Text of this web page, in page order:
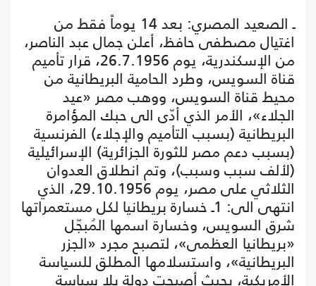
ـ الصعيد المصري: بعد 14 يوماً فقط من
اغتيال مصطفى حافظ، أعلن جمال عبد الناصر،
من الإسكندرية، يوم 26.7.1956، قرار تأميم
قناة السويس، وطرد الحامية البريطانية من
محيط قناة السويس، ووهب مصر «عيد
الجلاء»، الأمر الذي أدّى الى حبك المؤامرة
البريطانية (بسبب التأميم والإجلاء) الفرنسية
(بسبب دعم مصر للثورة الجزائرية) الإسرائيلية
(لألف سبب وسبب)، وتم انطلاق العدوان
الثلاثي على مصر، يوم 29.10.1956، الذي
انتهى الى: 1ـ خسارة بريطانيا لكل مستعمراتها
شرق السويس، وخسارة اسمها المُبجّل
«بريطانيا العظمى»، لتصبح مجرد «الجزر
البريطانية»، واستسلامها المطلق للسياسة
الأمريكية، بحيث أصبحت دولة بلا سياسة